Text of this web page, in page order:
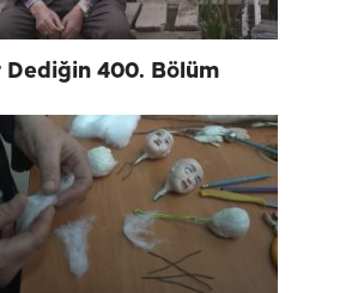
Dediğin 400. Bölüm